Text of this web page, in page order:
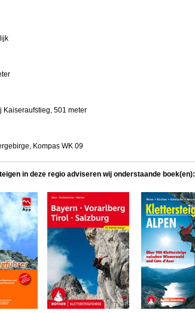
Kaiseraufstieg, 501 meter
Kompas WK 09
in deze regio adviseren wij onderstaande boek(en):